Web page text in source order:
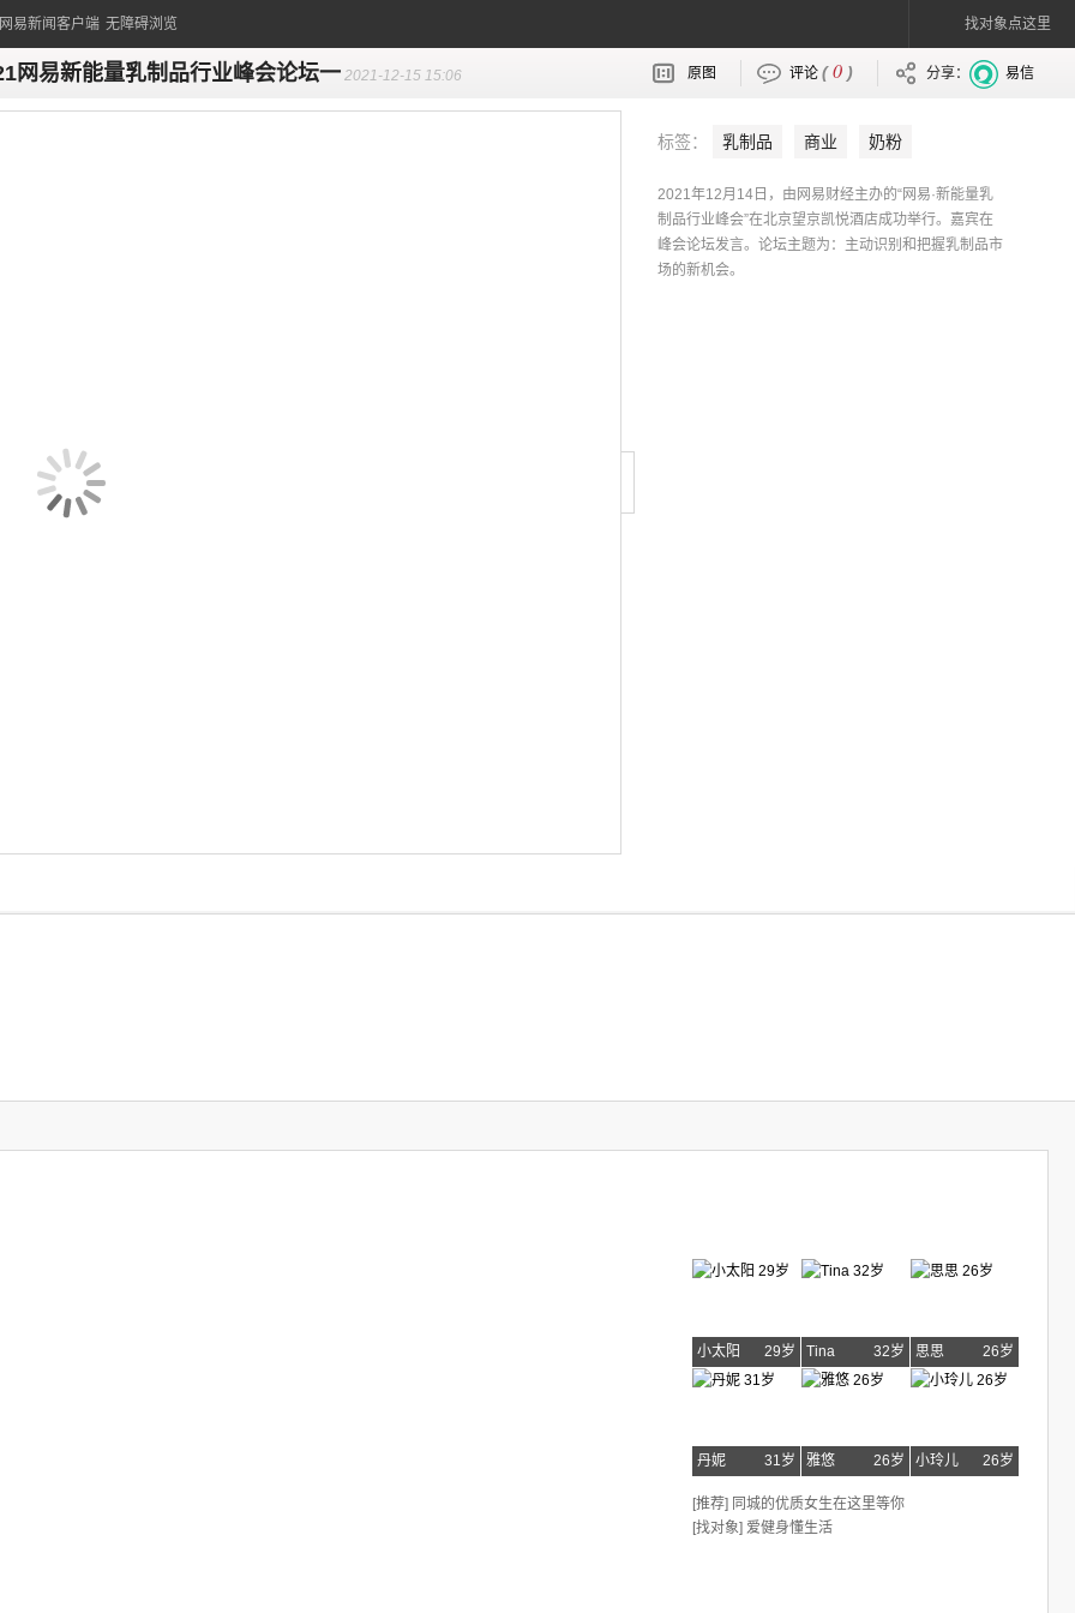
易新闻客户端 无障碍浏览 找对象点这里
网易新能量乳制品行业峰会论坛一 2021-12-15 15:06 原图 评论 (0 ) 分享： 易信
标签： 乳制品 商业 奶粉
2021年12月14日，由网易财经主办的“网易·新能量乳
制品行业峰会”在北京望京凯悦酒店成功举行。嘉宾在
峰会论坛发言。论坛主题为：主动识别和把握乳制品市
场的新机会。
小太阳 29岁 Tina 32岁 思思 26岁
丹妮 31岁 雅悠 26岁 小玲儿 26岁
[推荐] 同城的优质女生在这里等你
[找对象] 爱健身懂生活